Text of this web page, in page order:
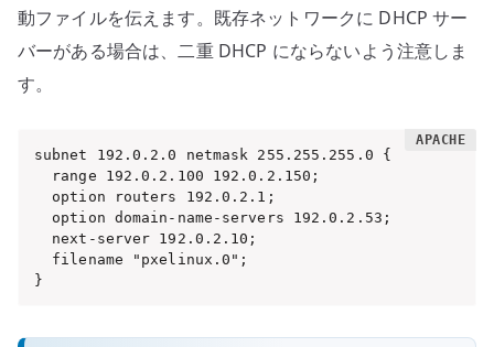
動ファイルを伝えます。既存ネットワークに DHCP サー
バーがある場合は、二重 DHCP にならないよう注意しま
す。
subnet 192.0.2.0 netmask 255.255.255.0 {
  range 192.0.2.100 192.0.2.150;
  option routers 192.0.2.1;
  option domain-name-servers 192.0.2.53;
  next-server 192.0.2.10;
  filename "pxelinux.0";
}